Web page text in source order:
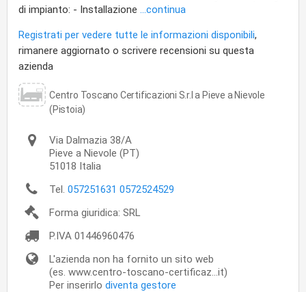
di impianto: - Installazione ...continua
Registrati per vedere tutte le informazioni disponibili,
rimanere aggiornato o scrivere recensioni su questa
azienda
Centro Toscano Certificazioni S.r.l a Pieve a Nievole
(Pistoia)
Via Dalmazia 38/A
Pieve a Nievole (PT)
51018 Italia
Tel. 057251631 0572524529
Forma giuridica: SRL
P.IVA 01446960476
L'azienda non ha fornito un sito web
(es. www.centro-toscano-certificaz...it)
Per inserirlo diventa gestore